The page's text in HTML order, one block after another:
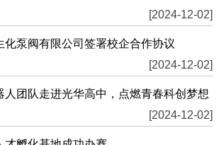
[2024-12-02]
化泵阀有限公司签署校企合作协议
[2024-12-02]
人团队走进光华高中，点燃青春科创梦想
[2024-12-02]